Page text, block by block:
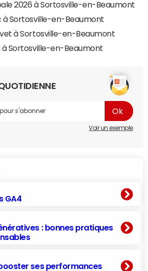
2026 à Sortosville-en-Beaumont
à Sortosville-en-Beaumont
à Sortosville-en-Beaumont
à Sortosville-en-Beaumont
Voir un exemple
GA4
: bonnes pratiques
ses performances